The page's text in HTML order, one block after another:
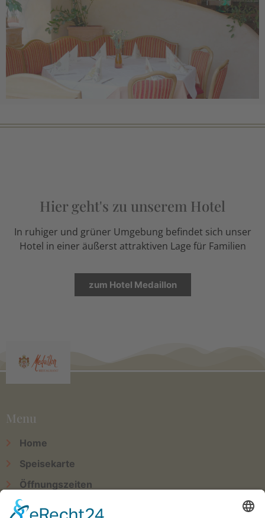
Hier geht's zu unserem Hotel
In ruhiger und grüner Umgebung befindet sich unser
Hotel in einer äußerst attraktiven Lage für Familien
zum Hotel Medaillon
Menu
Home
Speisekarte
Öffnungszeiten
Kontakt & Anfahrt